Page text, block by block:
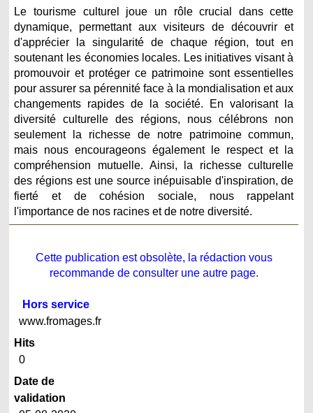
Le tourisme culturel joue un rôle crucial dans cette
dynamique, permettant aux visiteurs de découvrir et
d'apprécier la singularité de chaque région, tout en
soutenant les économies locales. Les initiatives visant à
promouvoir et protéger ce patrimoine sont essentielles
pour assurer sa pérennité face à la mondialisation et aux
changements rapides de la société. En valorisant la
diversité culturelle des régions, nous célébrons non
seulement la richesse de notre patrimoine commun,
mais nous encourageons également le respect et la
compréhension mutuelle. Ainsi, la richesse culturelle
des régions est une source inépuisable d'inspiration, de
fierté et de cohésion sociale, nous rappelant
l'importance de nos racines et de notre diversité.
Cette publication est obsolète, la rédaction vous
recommande de consulter une autre page.
Hors service
www.fromages.fr
Hits
0
Date de
validation